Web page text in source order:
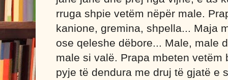
rruga shpie vetëm nëpër male.
kanione, gremina, shpella... Maja
ose qeleshe dëbore... Male, male
male si valë. Prapa mbeten vetëm
pyje të dendura me druj të gjatë e